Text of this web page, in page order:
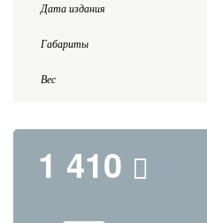
Дата издания
Габариты
Вес
1 410